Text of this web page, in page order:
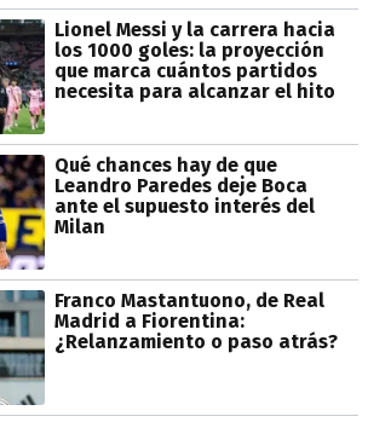
Lionel Messi y la carrera hacia
los 1000 goles: la proyección
que marca cuántos partidos
necesita para alcanzar el hito
Qué chances hay de que
Leandro Paredes deje Boca
ante el supuesto interés del
Milan
Franco Mastantuono, de Real
Madrid a Fiorentina:
¿Relanzamiento o paso atrás?